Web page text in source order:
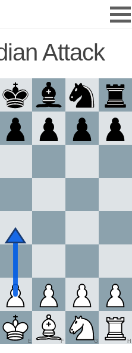
Attack
E F G H